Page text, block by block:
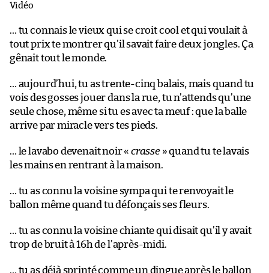
Vidéo
… tu connais le vieux qui se croit cool et qui voulait à
tout prix te montrer qu’il savait faire deux jongles. Ça
gênait tout le monde.
… aujourd’hui, tu as trente-cinq balais, mais quand tu
vois des gosses jouer dans la rue, tu n’attends qu’une
seule chose, même si tu es avec ta meuf : que la balle
arrive par miracle vers tes pieds.
… le lavabo devenait noir « crasse» quand tu te lavais
les mains en rentrant à la maison.
… tu as connu la voisine sympa qui te renvoyait le
ballon même quand tu défonçais ses fleurs.
… tu as connu la voisine chiante qui disait qu’il y avait
trop de bruit à 16h de l’après-midi.
… tu as déjà sprinté comme un dingue après le ballon